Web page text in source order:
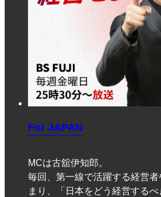
For JAPAN
MCは古舘伊知郎。
毎回、第一線で活躍する経営
まり、「日本をどう経営する